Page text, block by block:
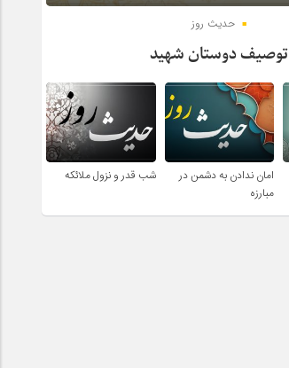
حدیث روز
توصیف دوستان شهید
امان ندادن به دشمن در
مبارزه
شب قدر و نزول ملائکه